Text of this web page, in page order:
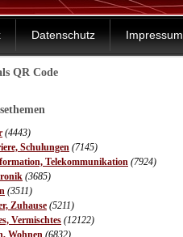
Datenschutz Impressum
QR Code
(4443)
Schulungen (7145)
Telekommunikation (7924)
(3685)
(3511)
Zuhause (5211)
Vermischtes (12122)
Wohnen (6832)